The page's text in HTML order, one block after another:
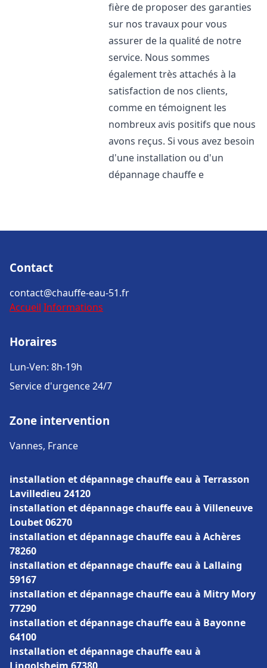
fière de proposer des garanties
sur nos travaux pour vous
assurer de la qualité de notre
service. Nous sommes
également très attachés à la
satisfaction de nos clients,
comme en témoignent les
nombreux avis positifs que nous
avons reçus. Si vous avez besoin
d'une installation ou d'un
dépannage chauffe e
Contact
contact@chauffe-eau-51.fr
Accueil Informations
Horaires
Lun-Ven: 8h-19h
Service d'urgence 24/7
Zone intervention
Vannes, France
installation et dépannage chauffe eau à Terrasson
Lavilledieu 24120
installation et dépannage chauffe eau à Villeneuve
Loubet 06270
installation et dépannage chauffe eau à Achères
78260
installation et dépannage chauffe eau à Lallaing
59167
installation et dépannage chauffe eau à Mitry Mory
77290
installation et dépannage chauffe eau à Bayonne
64100
installation et dépannage chauffe eau à